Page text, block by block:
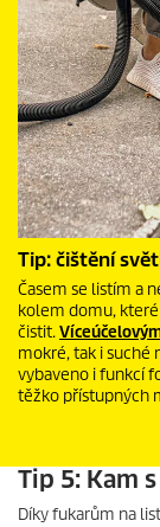
Tip: čištění
Časem se listím a
kolem domu,
čistit.
mokré, tak i suché
vybaveno i funkcí
těžko přístupných
Tip 5: Kam
Díky fukarům na